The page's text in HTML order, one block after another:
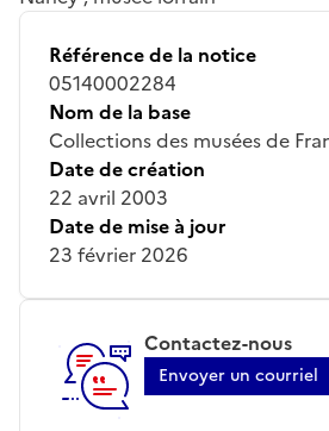
Référence de la notice
05140002284
Nom de la base
Collections des musées de
Date de création
22 avril 2003
Date de mise à jour
23 février 2026
Contactez-nous
Envoyer un courriel